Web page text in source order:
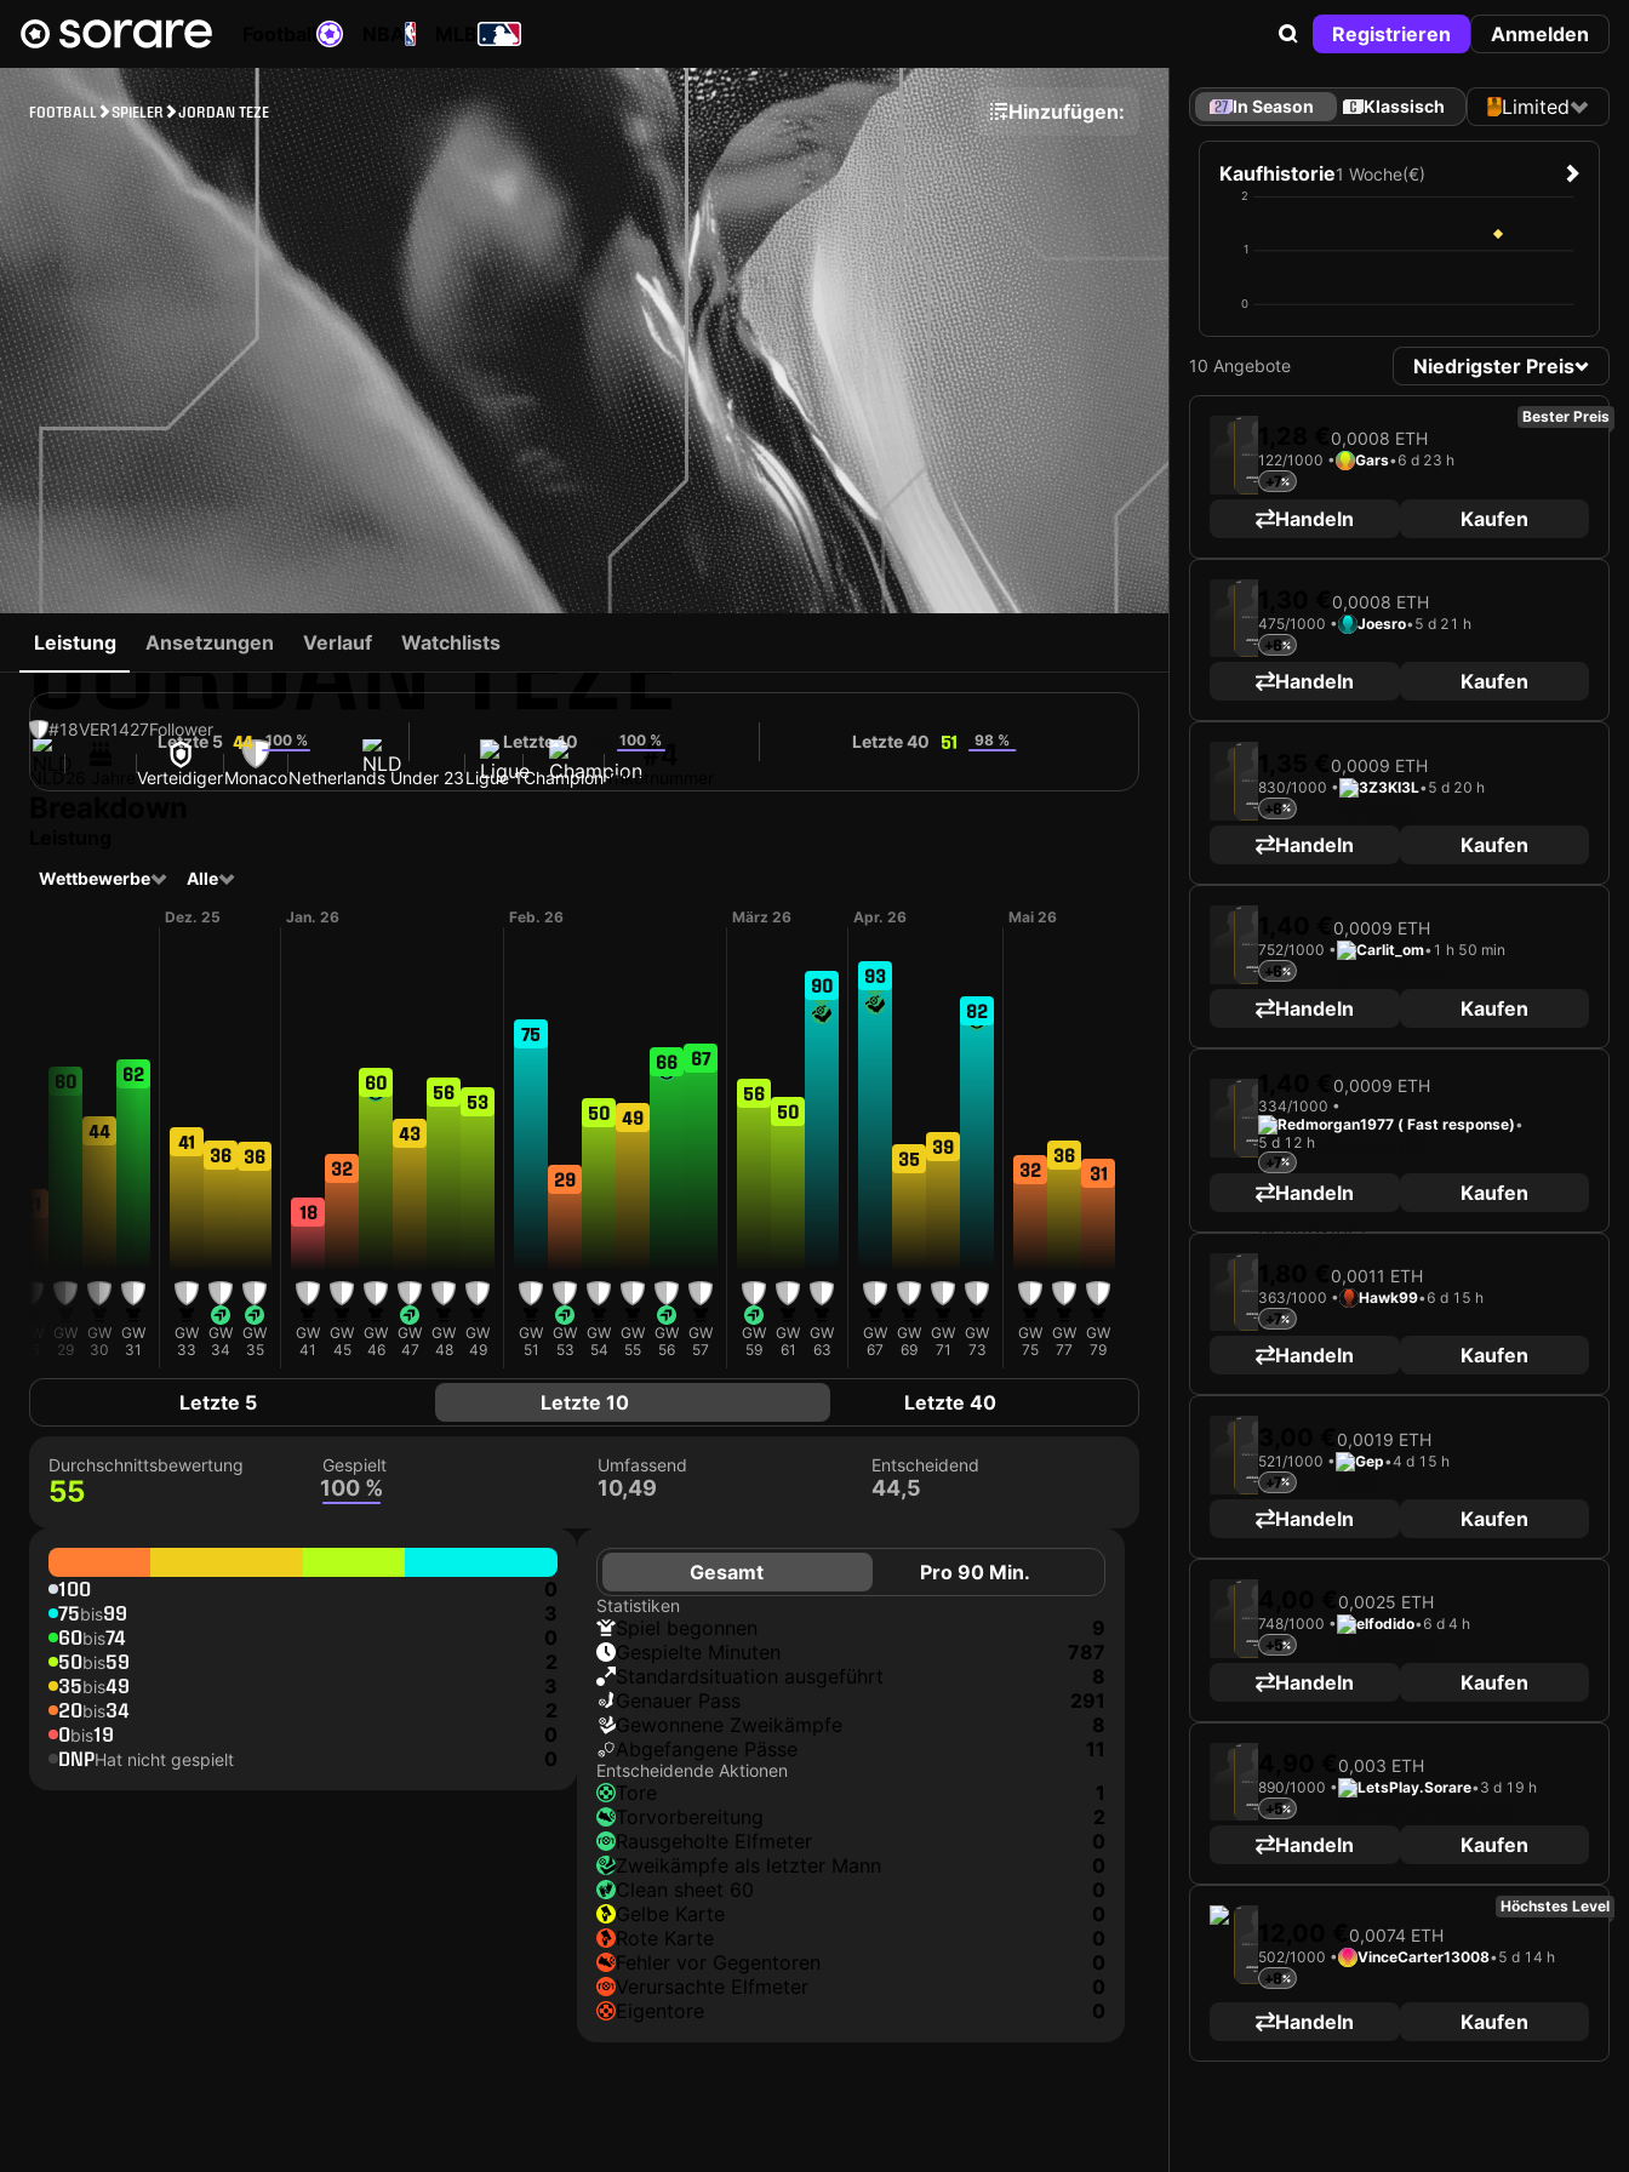
Registrieren Anmelden
FOOTBALL SPIELER JORDAN TEZE Hinzufügen:
JORDAN TEZE
#18VER1427Follower
NLD VerteidigerMonacoNetherlands Under 23Ligue 1Champion
#4
Trikotnummer
Leistung Ansetzungen Verlauf Watchlists
Letzte 5 44 100 % Letzte 10 100 % Letzte 40 51 98 %
Wettbewerbe Alle
60
GW
29
44
GW
30
62
GW
31
Dez. 25
41
GW
33
36
GW
34
36
GW
35
Jan. 26
18
GW
41
32
GW
45
60
GW
46
43
GW
47
56
GW
48
53
GW
49
Feb. 26
75
GW
51
29
GW
53
50
GW
54
49
GW
55
66
GW
56
67
GW
57
März 26
56
GW
59
50
GW
61
90
GW
63
Apr. 26
93
GW
67
35
GW
69
39
GW
71
82
GW
73
Mai 26
32
GW
75
36
GW
77
31
GW
79
Letzte 5 Letzte 10 Letzte 40
Durchschnittsbewertung
55
Gespielt
100 %
Umfassend
10,49
Entscheidend
44,5
100 0
75bis99 3
60bis74 0
50bis59 2
35bis49 3
20bis34 2
0bis19 0
DNPHat nicht gespielt 0
Gesamt Pro 90 Min.
Statistiken
Spiel begonnen
9
Gespielte Minuten
787
Standardsituation ausgeführt
8
genauer Pass
291
Gewonnene Zweikämpfe
8
Abgefangene Pässe
11
Entscheidende Aktionen
Tore
1
Torvorbereitung
2
rausgeholte Elfmeter
0
Zweikämpfe als letzter Mann
0
clean sheet 60
0
gelbe Karte
0
rote Karte
0
Fehler vor Gegentoren
0
Verursachte Elfmeter
0
Eigentore
0
In Season Klassisch Limited
Kaufhistorie1 Woche(€)
0
1
2
10 Angebote Niedrigster Preis
Bester Preis
2025
JORDAN TEZE
Verteidiger
Karte wird geladen …
0,0008 ETH
122/1000 • Gars•6 d 23 h
+7
Handeln Kaufen
2025
JORDAN TEZE
Verteidiger
Limited 475/1000
Karte wird geladen …
0,0008 ETH
475/1000 • Joesro•5 d 21 h
+6
Handeln Kaufen
JORDAN TEZE
Verteidiger
Limited 830/1000
Karte wird geladen …
0,0009 ETH
830/1000 • 3Z3KI3L•5 d 20 h
+6
Handeln Kaufen
2025
JORDAN TEZE
Verteidiger
Karte wird geladen …
0,0009 ETH
752/1000 • Carlit_om• 1 h 50 min
+6
Handeln Kaufen
JORDAN TEZE
Verteidiger
Limited 334/1000
Karte wird geladen …
0,0009 ETH
334/1000 •
Redmorgan1977 ( Fast response)•
5 d 12 h
+7
Handeln Kaufen
2025
JORDAN TEZE
Verteidiger
Limited 363/1000
Karte wird geladen …
0,0011 ETH
363/1000 • Hawk99•6 d 15 h
+7
Handeln Kaufen
JORDAN TEZE
Verteidiger
Limited 521/1000
Karte wird geladen …
0,0019 ETH
521/1000 • Gep•4 d 15 h
+7
Handeln Kaufen
2025
JORDAN TEZE
Verteidiger
Karte wird geladen …
0,0025 ETH
748/1000 • elfodido•6 d 4 h
+5
Handeln Kaufen
2025
JORDAN TEZE
Verteidiger
Limited 890/1000
Karte wird geladen …
0,003 ETH
890/1000 • LetsPlay.Sorare•3 d 19 h
+5
Handeln Kaufen
Höchstes Level
2025
JORDAN TEZE
Verteidiger
Limited 502/1000
Karte wird geladen … 0,0074 ETH
502/1000 • VinceCarter13008•5 d 14 h
+8
Handeln Kaufen